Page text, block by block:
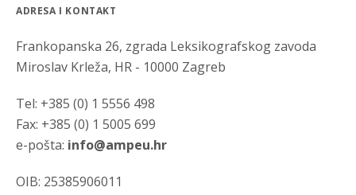
ADRESA I KONTAKT
Frankopanska 26, zgrada Leksikografskog zavoda
Miroslav Krleža, HR - 10000 Zagreb
Tel: +385 (0) 1 5556 498
Fax: +385 (0) 1 5005 699
e-pošta: info@ampeu.hr
OIB: 25385906011